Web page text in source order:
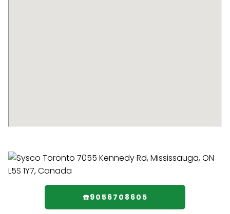
☎️9056708605